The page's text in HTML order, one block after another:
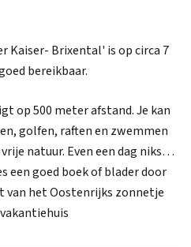
Kaiser- Brixental' is op circa 7
bereikbaar.
op 500 meter afstand. Je kan
golfen, raften en zwemmen
natuur. Even een dag niks…
een goed boek of blader door
van het Oostenrijks zonnetje